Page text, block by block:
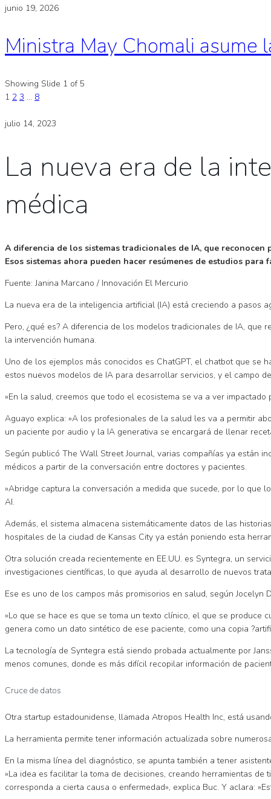
junio 19, 2026
Ministra May Chomali asume
Showing Slide 1 of 5
1 2 3 … 8
julio 14, 2023
La nueva era de la
médica
A diferencia de los sistemas tradicionales de IA, que
Esos sistemas ahora pueden hacer resúmenes de estudios
Fuente: Janina Marcano / Innovación El Mercurio
La nueva era de la inteligencia artificial (IA) está creciendo a pasos
Pero, ¿qué es? A diferencia de los modelos tradicionales de IA,
la intervención humana.
Uno de los ejemplos más conocidos es ChatGPT, el chatbot que
estos nuevos modelos de IA para desarrollar servicios, y el campo
»En la salud, creemos que todo el ecosistema se va a ver
Aguayo explica: »A los profesionales de la salud les va a permitir
un paciente por audio y la IA generativa se encargará de llenar
Según publicó The Wall Street Journal, varias compañías ya están
médicos a partir de la conversación entre doctores y pacientes.
»Abridge captura la conversación a medida que sucede, por lo que
AI.
Además, el sistema almacena sistemáticamente datos de las
hospitales de la ciudad de Kansas City ya están poniendo esta
Otra solución creada recientemente en EE.UU. es Syntegra, un
investigaciones científicas, lo que ayuda al desarrollo de nuevos
Ese es uno de los campos más promisorios en salud, según
»Lo que se hace es que se toma un texto clínico, el que se produce
genera como un dato sintético de ese paciente, como una copia
La tecnología de Syntegra está siendo probada actualmente por
menos comunes, donde es más difícil recopilar información de
Cruce de datos
Otra startup estadounidense, llamada Atropos Health Inc, está
La herramienta permite tener información actualizada sobre
En la misma línea del diagnóstico, se apunta también a tener
»La idea es facilitar la toma de decisiones, creando herramientas
corresponda a cierta causa o enfermedad», explica Buc. Y aclara: